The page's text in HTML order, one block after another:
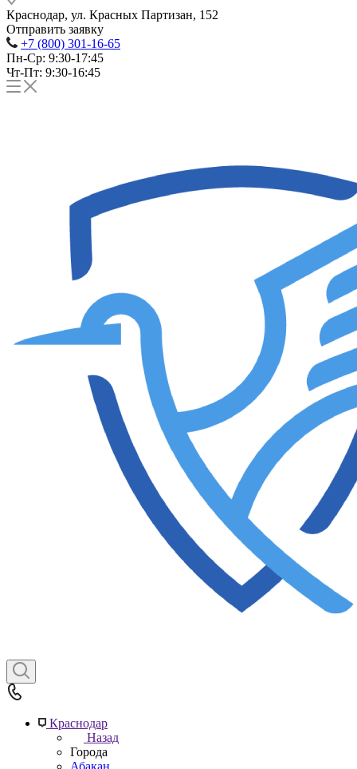
Краснодар, ул. Красных Партизан, 152
Отправить заявку
+7 (800) 301-16-65
Пн-Ср: 9:30-17:45
Чт-Пт: 9:30-16:45
Краснодар
Назад
Города
Абакан